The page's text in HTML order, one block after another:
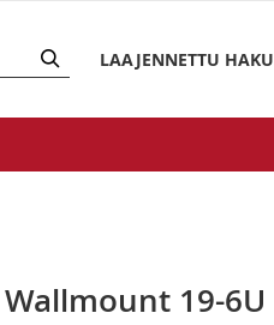
LAAJENNETTU HAKU
HAKU
19-6U